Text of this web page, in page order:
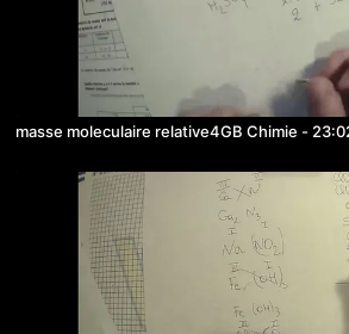
masse moleculaire relative4GB Chimie -